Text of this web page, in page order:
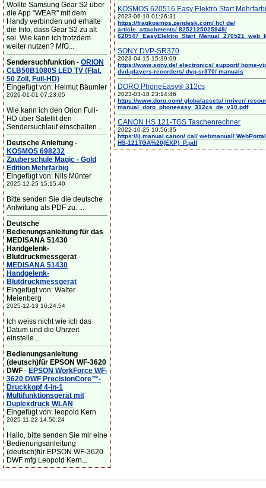
Wollte Samsung Gear S2 über
die App "WEAR" mit dem
Handy verbinden und erhalte
die Info, dass Gear S2 zu alt
sei. Wie kann ich trotzdem
weiter nutzen? MfG...
Sendersuchfunktion - ORION
CLB50B1080S LED TV (Flat,
50 Zoll, Full-HD)
Eingefügt von: Helmut Bäumler
2026-01-01 07:23:05
Wie kann ich den Orion Full-
HD über Satellit den
Sendersuchlauf einschalten...
Deutsche Anleitung -
KOSMOS 698232
Zauberschule Magic - Gold
Edition Mehrfarbig
Eingefügt von: Nils Münter
2025-12-25 15:15:40
Bitte senden Sie die deutsche
Anlwitung als PDF zu. ...
Deutsche
Bedienungsanleitung für das
MEDISANA 51430
Handgelenk-
Blutdruckmessgerät -
MEDISANA 51430
Handgelenk-
Blutdruckmessgerät
Eingefügt von: Walter
Meienberg
2025-12-13 16:24:54
Ich weiss nicht wie ich das
Datum und die Uhrzeit
einstelle....
Bedienungsanleitung
(deutsch)für EPSON WF-3620
DWF - EPSON WorkForce WF-
3620 DWF PrecisionCore™-
Druckkopf 4-in-1
Multifunktionsgerät mit
Duplexdruck WLAN
Eingefügt von: leopold Kern
2025-11-22 14:50:24
Hallo, bitte senden Sie mir eine
Bedienungsanleitung
(deutsch)für EPSON WF-3620
DWF mfg Leopold Kern...
KOSMOS 620516 Easy Elektro Start
2023-06-10 01:26:31
https://fragkosmos.zendesk.com/ hc/ de/
article_attachments/ 8252125025948/
SONY DVP-SR370
2023-04-15 15:39:09
https://www.sony.de/ electronics/ support/ home-
dvd-players-recorders/ dvp-sr370/ manuals
DORO PhoneEasy® 312cs
2023-03-18 23:14:46
https://www.doro.com/ globalassets/ inriver/
manual_doro_phoneeasy_312cs_de_v10.pdf
CANON HS 121-TGS Taschenrechner
2022-10-25 10:56:35
https://ij.manual.canon/ cal/ webmanual/
HS-121TGA%20(EXP)_P.pdf